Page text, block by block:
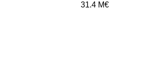
31.4 M€